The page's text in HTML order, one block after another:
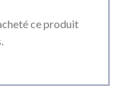
ce produit